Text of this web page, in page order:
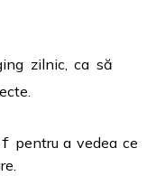
zilnic, ca să
pentru a vedea ce